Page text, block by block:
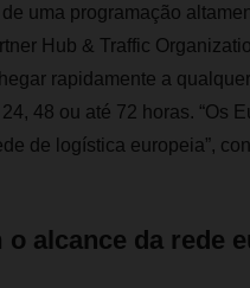
uma programação
Hub & Traffic
rapidamente a
48 ou até 72 horas. “Os
de logística europeia”,
alcance da rede